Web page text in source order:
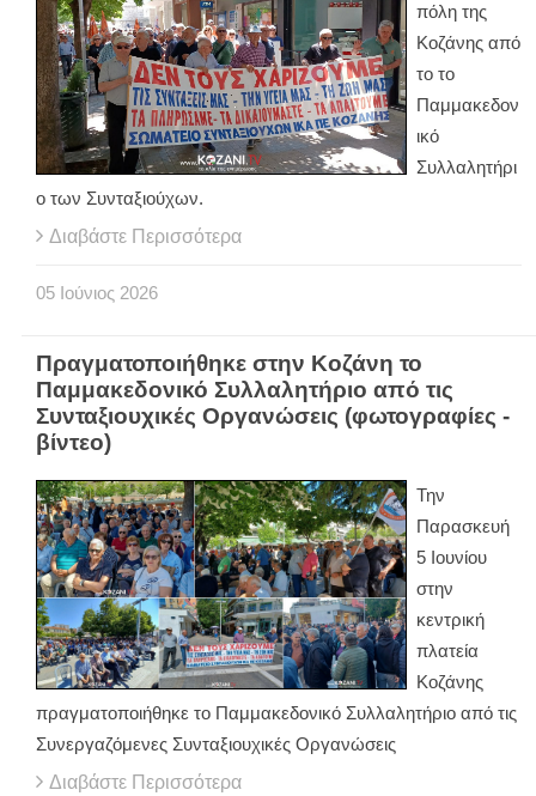
πόλη της
Κοζάνης από
το το
Παμμακεδον
ικό
Συλλαλητήρι
ο των Συνταξιούχων.
Διαβάστε Περισσότερα
05 Ιούνιος 2026
Πραγματοποιήθηκε στην Κοζάνη το
Παμμακεδονικό Συλλαλητήριο από τις
Συνταξιουχικές Οργανώσεις (φωτογραφίες -
βίντεο)
Την
Παρασκευή
5 Ιουνίου
στην
κεντρική
πλατεία
Κοζάνης
πραγματοποιήθηκε το Παμμακεδονικό Συλλαλητήριο από τις
Συνεργαζόμενες Συνταξιουχικές Οργανώσεις
Διαβάστε Περισσότερα